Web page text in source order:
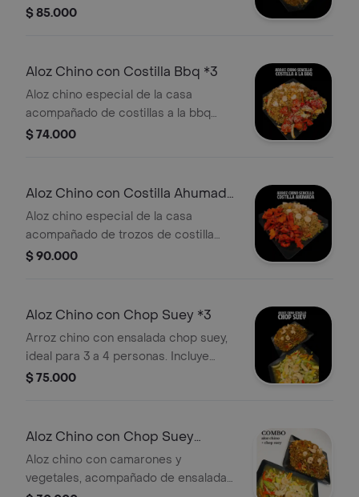
Incluye camarones y vegetales.
$ 85.000
Aloz Chino con Costilla Bbq *3
Aloz chino especial de la casa
acompañado de costillas a la bbq
comen de 3 a 4 personas .
$ 74.000
Aloz Chino con Costilla Ahumada
cod3
Aloz chino especial de la casa
acompañado de trozos de costilla
ahumada comen de 3 a 4 personas .
$ 90.000
Aloz Chino con Chop Suey *3
Arroz chino con ensalada chop suey,
ideal para 3 a 4 personas. Incluye
camarones y vegetales frescos.
$ 75.000
Aloz Chino con Chop Suey
Personal
Aloz chino con camarones y
vegetales, acompañado de ensalada